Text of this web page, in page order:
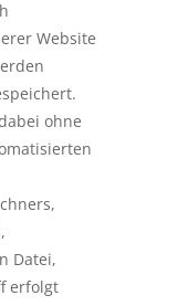
Website
ohne
Datei,
erfolgt